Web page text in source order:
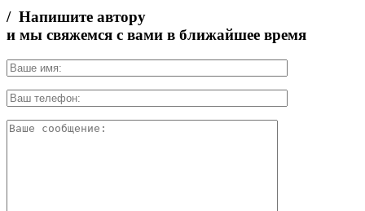
/ Напишите автору
и мы свяжемся с вами в ближайшее время